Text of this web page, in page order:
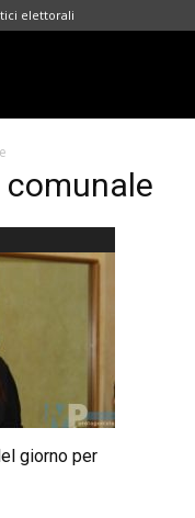
elettorali
comunale
giorno per